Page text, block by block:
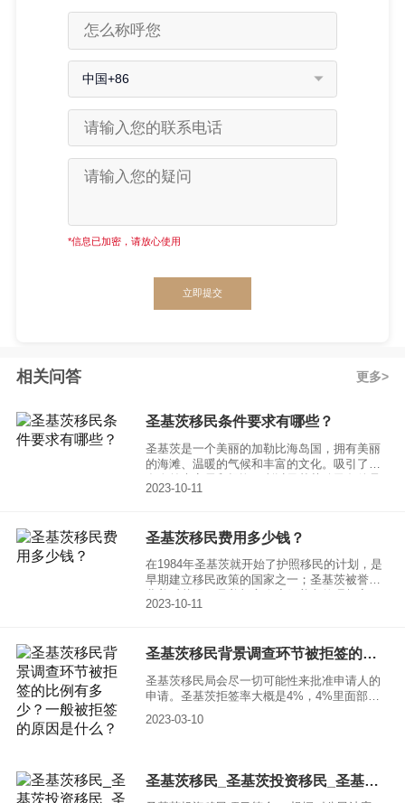
中国+86
*信息已加密，请放心使用
立即提交
相关问答 更多
圣基茨移民条件要求有哪些？
圣基茨是一个美丽的加勒比海岛国，拥有美丽
的海滩、温暖的气候和丰富的文化。吸引了许
许多考虑移民的人所关心的。那么圣基茨移民
2023-10-11
圣基茨移民费用多少钱？
在1984年圣基茨就开始了护照移民的计划，是
早期建立移民政策的国家之一；圣基茨被誉为
园。另外，圣基茨是世界级离岸金融中心，富
2023-10-11
圣基茨移民背景调查环节被拒签的比例有多少？一般被拒签的原因是什么？
圣基茨移民局会尽一切可能性来批准申请人的
申请。圣基茨拒签率大概是4%，4%里面部分
区）。最大比例的拒签原因是因为客户过往有
2023-03-10
圣基茨移民_圣基茨投资移民_圣基茨护照